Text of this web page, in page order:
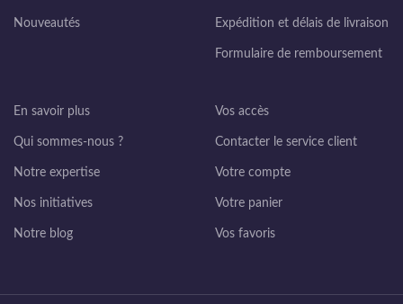
Nouveautés Expédition et délais de livraison
Formulaire de remboursement
En savoir plus
Qui sommes-nous ?
Notre expertise
Nos initiatives
Notre blog
Vos accès
Contacter le service client
Votre compte
Votre panier
Vos favoris